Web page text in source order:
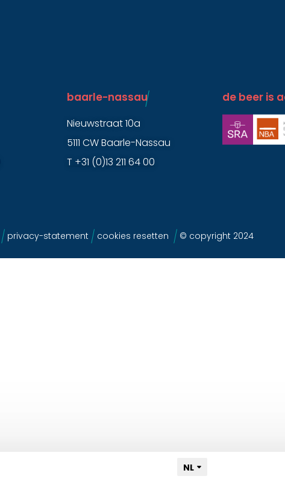
baarle-nassau ​
Nieuwstraat 10a
5111 CW Baarle-Nassau
T +31 (0)13 211 64 00
de beer is
privacy-statement cookies resetten © copyright 2024